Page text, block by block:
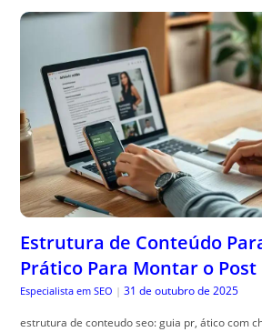
Estrutura de Conteúdo
Prático Para Montar o
Especialista em SEO | 31 de outubro de 2025
estrutura de conteudo seo: guia pr, ático com